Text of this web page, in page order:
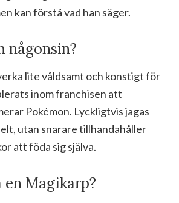
kan förstå vad han säger.
någonsin?
lite våldsamt och konstigt för
inom franchisen att
Pokémon. Lyckligtvis jagas
utan snarare tillhandahåller
att föda sig själva.
en Magikarp?